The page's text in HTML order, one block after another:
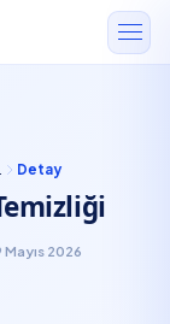
Detay
Mayıs 2026